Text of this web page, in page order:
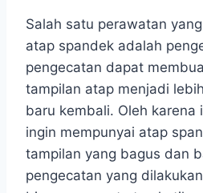
Salah satu perawatan
atap spandek adalah
pengecatan dapat
tampilan atap menjadi
baru kembali. Oleh karena
ingin mempunyai atap
tampilan yang bagus dan
pengecatan yang